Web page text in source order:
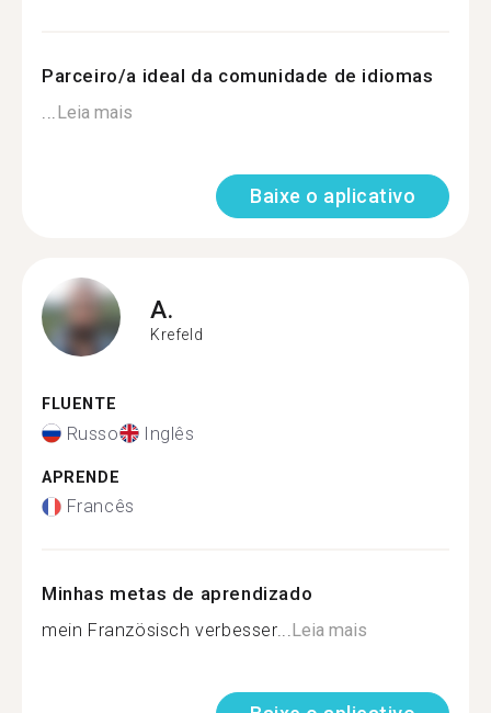
Parceiro/a ideal da comunidade de idiomas
...Leia mais
Baixe o aplicativo
A.
Krefeld
FLUENTE
Russo Inglês
APRENDE
Francês
Minhas metas de aprendizado
mein Französisch verbesser...Leia mais